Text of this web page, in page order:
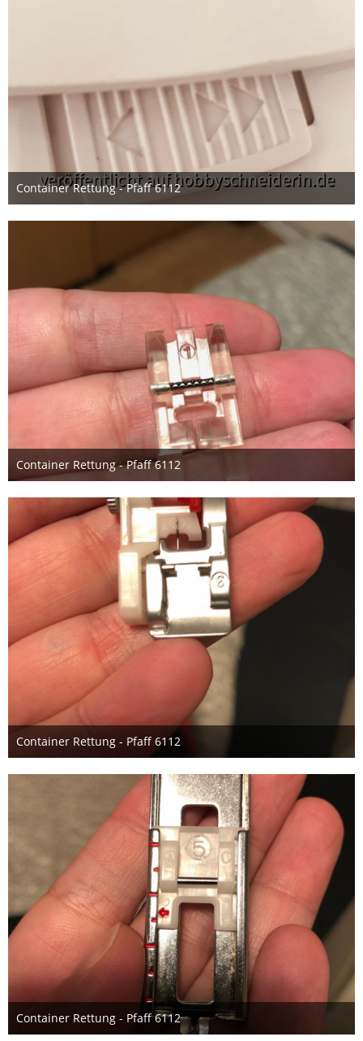
Container Rettung - Pfaff 6112
3. Oktober 2019
Container Rettung - Pfaff 6112
3. Oktober 2019
Container Rettung - Pfaff 6112
3. Oktober 2019
Container Rettung - Pfaff 6112
3. Oktober 2019